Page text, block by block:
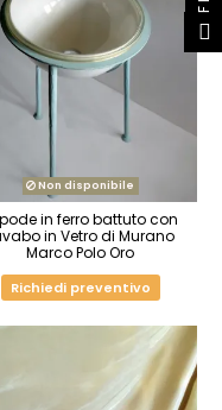
Non disponibile
in ferro battuto con
in Vetro di Murano
Marco Polo Oro
Richiedi preventivo